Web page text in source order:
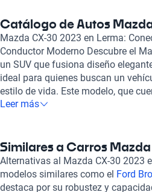
Catálogo de Autos
Mazda CX-30 2023 en Lerma:
Conductor Moderno Descubre el
un SUV que fusiona diseño
ideal para quienes buscan un
estilo de vida. Este modelo, que
combustión y MHEV de 2.0 a 2.5
combustible combinado que va de
kilómetros. El Mazda CX-30 2023
seguridad, al ofrecer capacidad
asientos de cuero y tela, además
Leer más
Similares a Carros
Alternativas al Mazda CX-30 2023
modelos similares como el Ford
destaca por su robustez y